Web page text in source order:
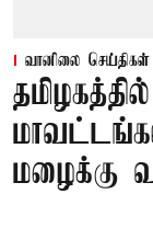
வானிலை செய்திகள்
மழைக்கு